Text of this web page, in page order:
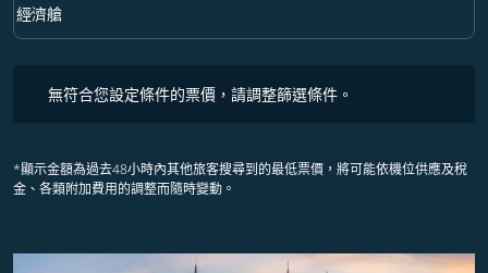
艙等 option 經濟艙 Selected
經濟艙
keyboard_arrow_down
無符合您設定條件的票價，請調整篩選條件。
*顯示金額為過去48小時內其他旅客搜尋到的最低票價，將可能依機位供應及稅
金、各類附加費用的調整而隨時變動。